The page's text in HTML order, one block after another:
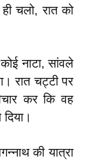
चलो, रात को
नाटा, सांवले
रात चट्टी पर
कर कि वह
की यात्रा